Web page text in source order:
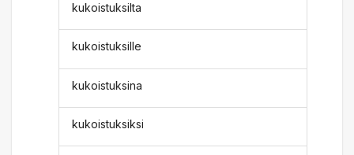
kukoistuksilta
kukoistuksille
kukoistuksina
kukoistuksiksi